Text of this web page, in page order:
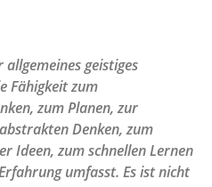
geistiges
Fähigkeit zum
zum Planen, zur
Denken, zum
Ideen, zum schnellen Lernen
umfasst. Es ist nicht